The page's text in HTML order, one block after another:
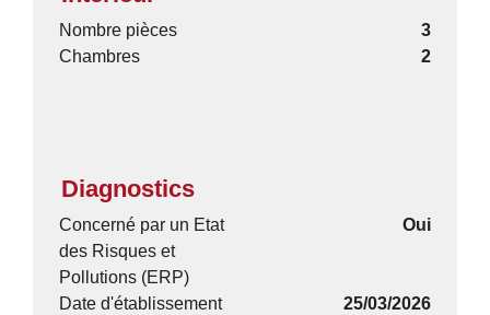
Nombre pièces
3
Chambres
2
Diagnostics
Concerné par un Etat
des Risques et
Pollutions (ERP)
Oui
Date d'établissement
25/03/2026